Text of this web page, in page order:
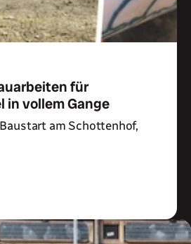
für
vollem Gange
am Schottenhof,